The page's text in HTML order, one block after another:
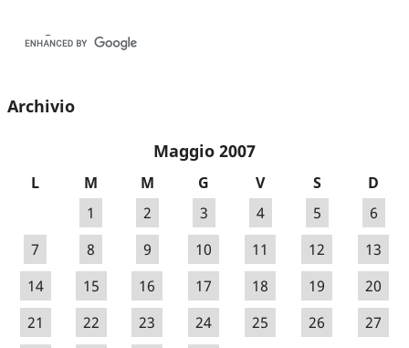
Archivio
Maggio 2007
L M M G V S
D
1
2 3 4 5
6
7
8 9 10 11 12
13
14
15 16 17 18 19
20
21
22 23 24 25 26
27